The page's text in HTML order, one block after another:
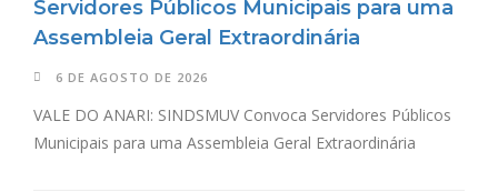
Servidores Públicos Municipais para uma
Assembleia Geral Extraordinária
6 DE AGOSTO DE 2026
VALE DO ANARI: SINDSMUV Convoca Servidores Públicos
Municipais para uma Assembleia Geral Extraordinária